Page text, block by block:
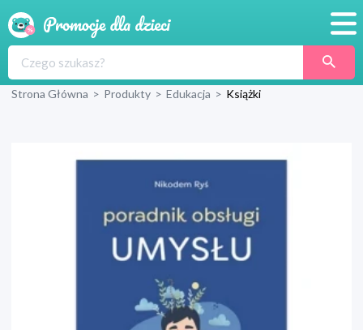
Produkty
Wyprawka
Strona Główna > Produkty > Edukacja > Książki